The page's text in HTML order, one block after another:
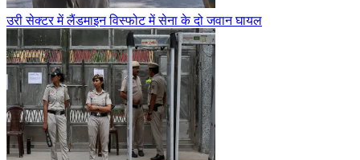
उरी सेक्टर में लैंडमाइन विस्फोट में सेना के दो जवान घायल